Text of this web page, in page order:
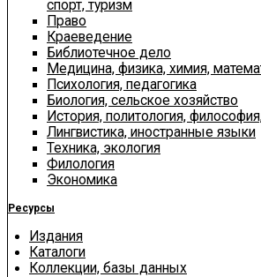
спорт, туризм
Право
Краеведение
Библиотечное дело
Медицина, физика, химия,
Психология, педагогика
Биология, сельское хозяйство
История, политология,
Лингвистика, иностранные языки
Техника, экология
Филология
Экономика
Ресурсы
Издания
Каталоги
Коллекции, базы данных